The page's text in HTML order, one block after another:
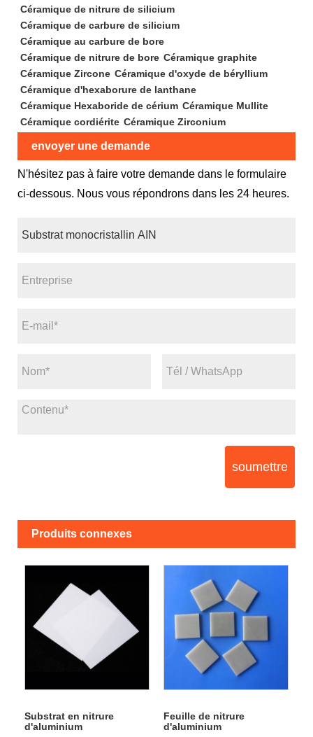
Céramique de nitrure de silicium
Céramique de carbure de silicium
Céramique au carbure de bore
Céramique de nitrure de bore Céramique graphite
Céramique Zircone Céramique d'oxyde de béryllium
Céramique d'hexaborure de lanthane
Céramique Hexaboride de cérium Céramique Mullite
Céramique cordiérite Céramique Zirconium
envoyer une demande
N'hésitez pas à faire votre demande dans le formulaire
ci-dessous. Nous vous répondrons dans les 24 heures.
soumettre
Produits connexes
Substrat en nitrure
d'aluminium
Feuille de nitrure
d'aluminium